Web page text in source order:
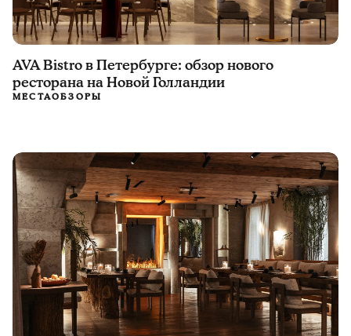
AVA Bistro в Петербурге: обзор нового
ресторана на Новой Голландии
МЕСТАОБЗОРЫ